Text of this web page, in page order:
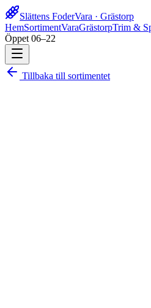
Slättens FoderVara · Grästorp
HemSortimentVaraGrästorpTrim &
Öppet 06–22
Tillbaka till sortimentet